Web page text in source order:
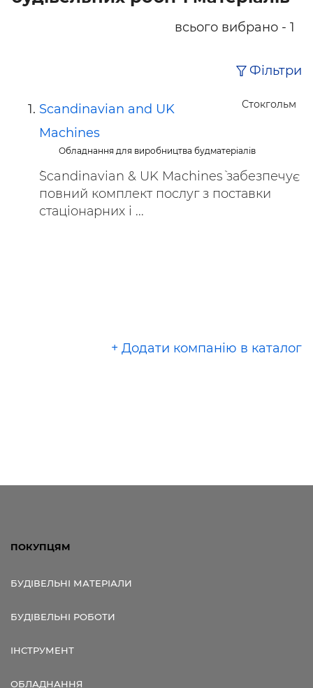
всього вибрано - 1
Фільтри
Стокгольм
Scandinavian and UK
Machines
Обладнання для виробництва будматеріалів
`Scandinavian & UK Machines` забезпечує
повний комплект послуг з поставки
стаціонарних і ...
+ Додати компанію в каталог
ПОКУПЦЯМ
БУДІВЕЛЬНІ МАТЕРІАЛИ
БУДІВЕЛЬНІ РОБОТИ
ІНСТРУМЕНТ
ОБЛАДНАННЯ